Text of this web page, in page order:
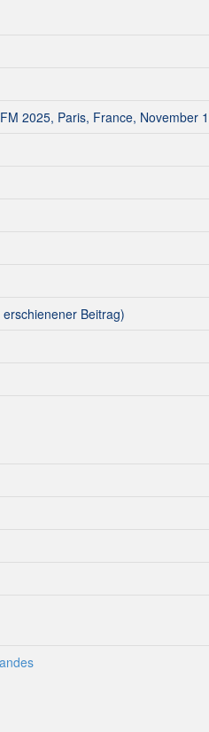
2025, Paris, France, November
Beitrag)